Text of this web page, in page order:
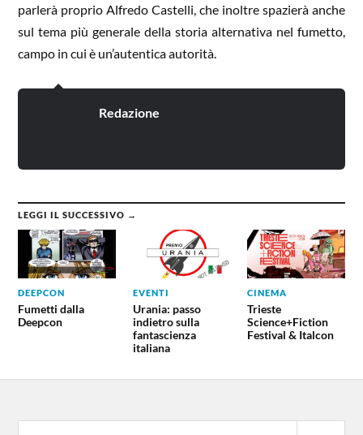
parlerà proprio Alfredo Castelli, che inoltre spazierà anche
sul tema più generale della storia alternativa nel fumetto,
campo in cui è un’autentica autorità.
Redazione
LEGGI IL SUCCESSIVO →
DEEPCON
Fumetti dalla
Deepcon
EVENTI
Urania: passo
indietro sulla
fantascienza
italiana
CINEMA
Trieste
Science+Fiction
Festival & Italcon